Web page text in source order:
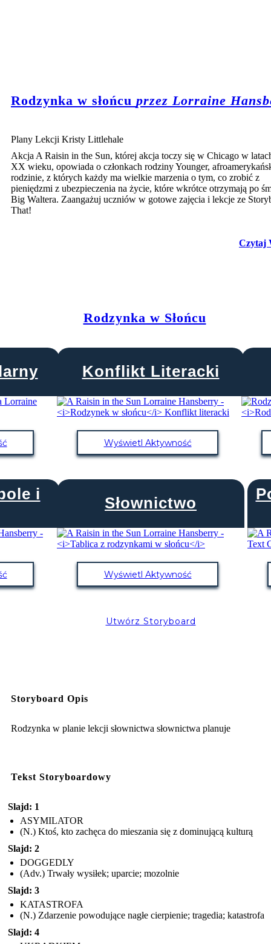
Rodzynka w słońcu przez Lorraine
Plany Lekcji Kristy Littlehale
Akcja A Raisin in the Sun, której akcja toczy się w Chicago w
XX wieku, opowiada o członkach rodziny Younger,
rodzinie, z których każdy ma wielkie marzenia o tym, co zrobić z
pieniędzmi z ubezpieczenia na życie, które wkrótce otrzymają po
Big Waltera. Zaangażuj uczniów w gotowe zajęcia i lekcje ze
That!
Czytaj
Rodzynka w Słońcu
Konflikt Literacki
Wyświetl Aktywność
i Słownictwo
Wyświetl Aktywność
Utwórz Storyboard
Storyboard Opis
Rodzynka w planie lekcji słownictwa słownictwa planuje
Tekst Storyboardowy
Slajd: 1
ASYMILATOR
(N.) Ktoś, kto zachęca do mieszania się z dominującą kulturą
Slajd: 2
DOGGEDLY
(Adv.) Trwały wysiłek; uparcie; mozolnie
Slajd: 3
KATASTROFA
(N.) Zdarzenie powodujące nagłe cierpienie; tragedia; katastrofa
Slajd: 4